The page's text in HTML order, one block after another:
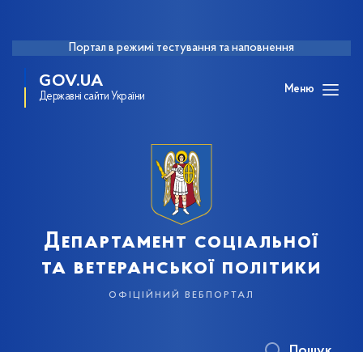
Портал в режимі тестування та наповнення
GOV.UA
Державні сайти України
Меню
Департамент соціальної
та ветеранської політики
офіційний вебпортал